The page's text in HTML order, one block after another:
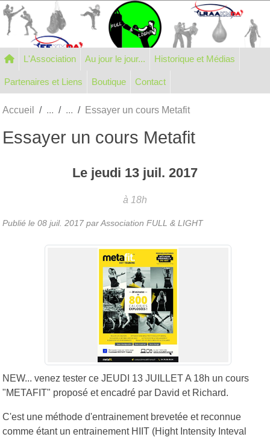
L'Association Au jour le jour... Historique et Médias
Partenaires et Liens Boutique Contact
Accueil Essayer un cours Metafit
Essayer un cours Metafit
Le jeudi 13 juil. 2017
à 18h
Publié le 08 juil. 2017 par Association FULL & LIGHT
NEW... venez tester ce JEUDI 13 JUILLET A 18h un cours
"METAFIT" proposé et encadré par David et Richard.
C'est une méthode d'entrainement brevetée et reconnue
comme étant un entrainement HIIT (Hight Intensity Inteval
Panneau de gestion des cookies